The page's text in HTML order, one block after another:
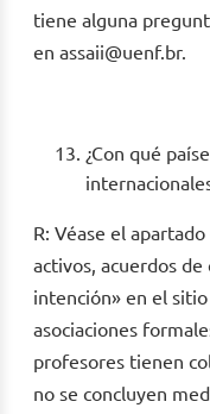
tiene alguna
en assaii@uenf.br.
¿Con qué
R: Véase el
activos, acuerdos
intención» en el
asociaciones
profesores tienen
no se concluyen